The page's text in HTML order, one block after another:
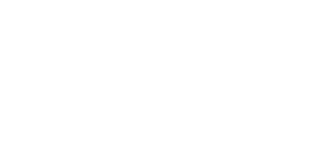
Grüße an das ganze Team.